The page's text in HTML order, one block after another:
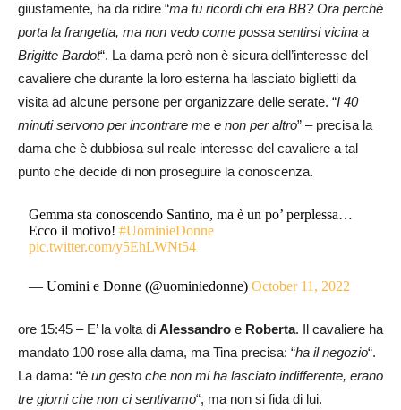
giustamente, ha da ridire “ma tu ricordi chi era BB? Ora perché
porta la frangetta, ma non vedo come possa sentirsi vicina a
Brigitte Bardot“. La dama però non è sicura dell’interesse del
cavaliere che durante la loro esterna ha lasciato biglietti da
visita ad alcune persone per organizzare delle serate. “I 40
minuti servono per incontrare me e non per altro” – precisa la
dama che è dubbiosa sul reale interesse del cavaliere a tal
punto che decide di non proseguire la conoscenza.
Gemma sta conoscendo Santino, ma è un po’ perplessa…
Ecco il motivo!#UominieDonne
pic.twitter.com/y5EhLWNt54
— Uomini e Donne (@uominiedonne)October 11, 2022
ore 15:45 – E’ la volta di Alessandro e Roberta. Il cavaliere ha
mandato 100 rose alla dama, ma Tina precisa: “ha il negozio“.
La dama: “è un gesto che non mi ha lasciato indifferente, erano
tre giorni che non ci sentivamo“, ma non si fida di lui.